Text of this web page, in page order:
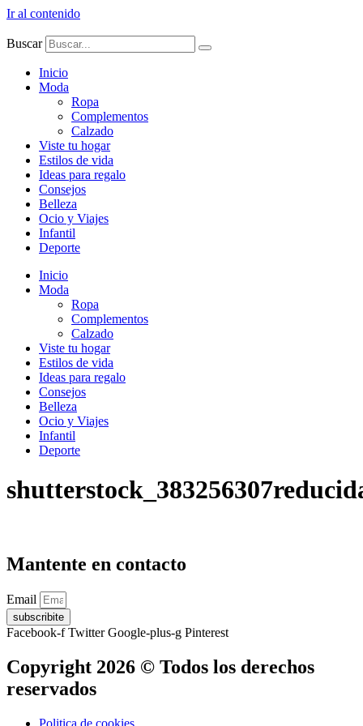
Ir al contenido
Buscar
Inicio
Moda
Ropa
Complementos
Calzado
Viste tu hogar
Estilos de vida
Ideas para regalo
Consejos
Belleza
Ocio y Viajes
Infantil
Deporte
Inicio
Moda
Ropa
Complementos
Calzado
Viste tu hogar
Estilos de vida
Ideas para regalo
Consejos
Belleza
Ocio y Viajes
Infantil
Deporte
Mantente en contacto
Email
subscribite
Facebook-f Twitter Google-plus-g Pinterest
Copyright 2026 © Todos los derechos
reservados
Politica de cookies